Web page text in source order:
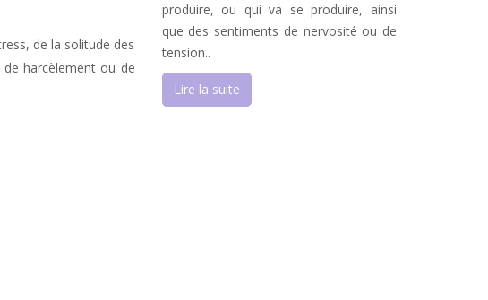
de la solitude des
harcèlement ou de
produire, ou qui va se produire, ainsi
que des sentiments de nervosité ou de
tension..
Lire la suite